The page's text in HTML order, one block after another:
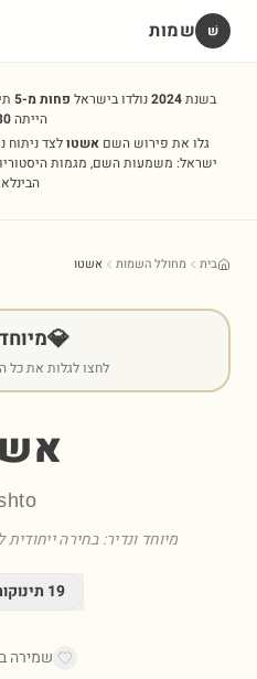
שׁ שמות
בשנת2024נולדו בישראל פחות מ-5
הייתה
גלו את פירוש השם אשטולצד
ישראל: משמעות השם, מגמות
בית מחולל השמות אשטו
💎
לחצו לגלות את כל
מיוחד ונדיר: בחירה
19
שמירה